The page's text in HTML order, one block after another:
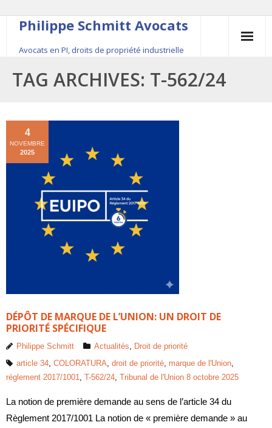
Philippe Schmitt Avocats
Avocats en PI, droits de propriété industrielle
45, rue Saint-Anne, 75001 Paris, +33 (0)1 84 16 35
54
Contact
Le fondateur
Publications
Actualité
TAG ARCHIVES: T-562/24
DÉPÔT DE MARQUE DE L’UNION: UN DROIT DE
PRIORITÉ SPÉCIFIQUE
4
NOVEMBRE
2025
Philippe Schmitt Actualités, Droit de priorité
article 34, COLORATURA, droit de priorité, marque de l'Union,
réglement 2017/1001, T-562/24, Tribunal de l'Union 8 octobre 2025
La notion de première demande au sens de l’article 34 du
Règlement 2017/1001 La notion de « première demande » au